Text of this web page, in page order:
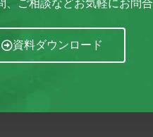
、ご相談などお気軽にお問
資料ダウンロード